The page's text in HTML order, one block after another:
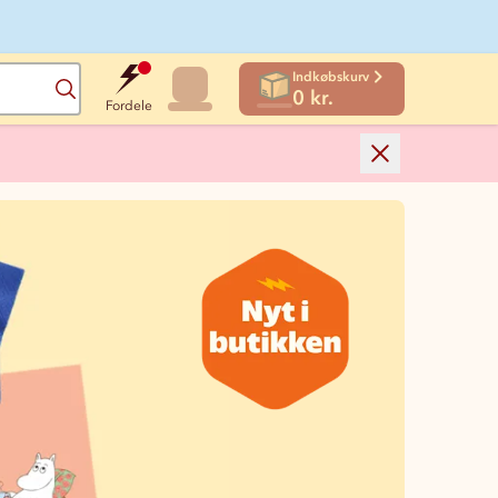
Søg
Fordele
Indkøbskurv
0 kr.